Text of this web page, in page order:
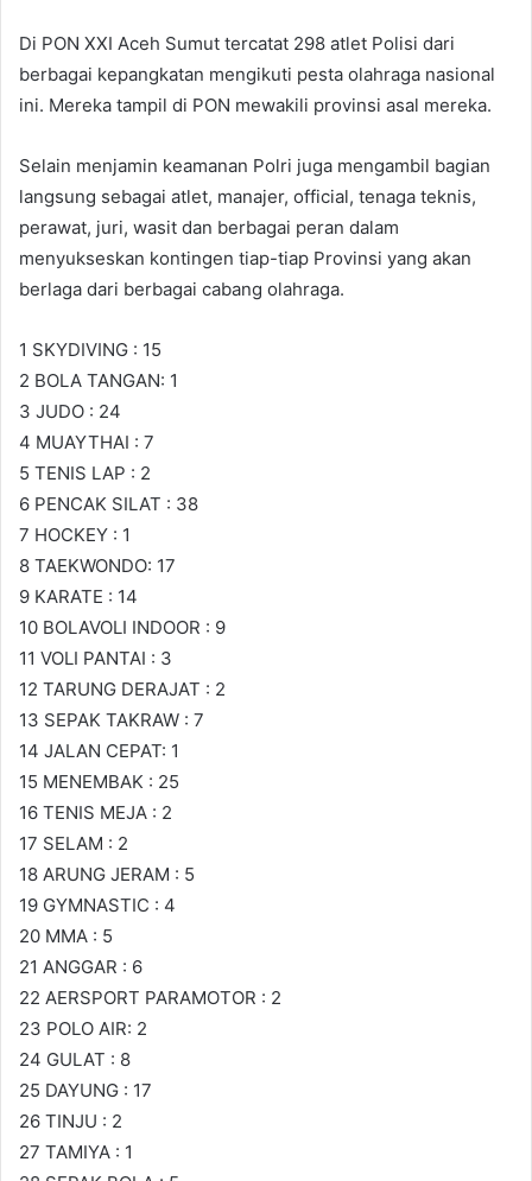
Di PON XXI Aceh Sumut tercatat 298 atlet Polisi dari
berbagai kepangkatan mengikuti pesta olahraga nasional
ini. Mereka tampil di PON mewakili provinsi asal mereka.
Selain menjamin keamanan Polri juga mengambil bagian
langsung sebagai atlet, manajer, official, tenaga teknis,
perawat, juri, wasit dan berbagai peran dalam
menyukseskan kontingen tiap-tiap Provinsi yang akan
berlaga dari berbagai cabang olahraga.
1 SKYDIVING : 15
2 BOLA TANGAN: 1
3 JUDO : 24
4 MUAYTHAI : 7
5 TENIS LAP : 2
6 PENCAK SILAT : 38
7 HOCKEY : 1
8 TAEKWONDO: 17
9 KARATE : 14
10 BOLAVOLI INDOOR : 9
11 VOLI PANTAI : 3
12 TARUNG DERAJAT : 2
13 SEPAK TAKRAW : 7
14 JALAN CEPAT: 1
15 MENEMBAK : 25
16 TENIS MEJA : 2
17 SELAM : 2
18 ARUNG JERAM : 5
19 GYMNASTIC : 4
20 MMA : 5
21 ANGGAR : 6
22 AERSPORT PARAMOTOR : 2
23 POLO AIR: 2
24 GULAT : 8
25 DAYUNG : 17
26 TINJU : 2
27 TAMIYA : 1